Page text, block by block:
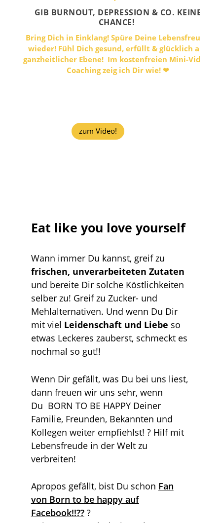
GIB BURNOUT, DEPRESSION & CO. KEINE
CHANCE!
Bring Dich in Einklang! Spüre Deine Lebensfreude
wieder! Fühl Dich gesund, erfüllt & glücklich auf
ganzheitlicher Ebene! Im kostenfreien Mini-Video-
Coaching zeig ich Dir wie! ❤︎
zum Video!
Eat like you love yourself
Wann immer Du kannst, greif zu
frischen, unverarbeiteten Zutaten
und bereite Dir solche Köstlichkeiten
selber zu! Greif zu Zucker- und
Mehlalternativen. Und wenn Du Dir
mit viel Leidenschaft und Liebe so
etwas Leckeres zauberst, schmeckt es
nochmal so gut!!
Wenn Dir gefällt, was Du bei uns liest,
dann freuen wir uns sehr, wenn
Du BORN TO BE HAPPY Deiner
Familie, Freunden, Bekannten und
Kollegen weiter empfiehlst! ? Hilf mit
Lebensfreude in der Welt zu
verbreiten!
Apropos gefällt, bist Du schon Fan
von Born to be happy auf
Facebook!!???